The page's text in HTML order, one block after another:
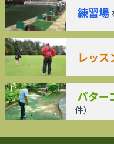
練習場
レッス
パター
件）